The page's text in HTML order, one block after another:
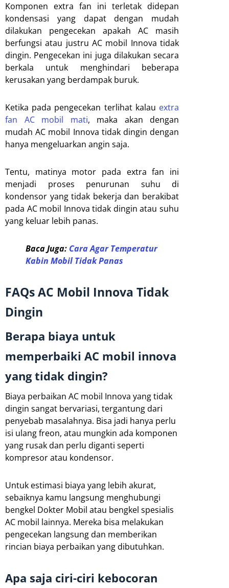
Komponen extra fan ini terletak didepan
kondensasi yang dapat dengan mudah
dilakukan pengecekan apakah AC masih
berfungsi atau justru AC mobil Innova tidak
dingin. Pengecekan ini juga dilakukan secara
berkala untuk menghindari beberapa
kerusakan yang berdampak buruk.
Ketika pada pengecekan terlihat kalau extra
fan AC mobil mati, maka akan dengan
mudah AC mobil Innova tidak dingin dengan
hanya mengeluarkan angin saja.
Tentu, matinya motor pada extra fan ini
menjadi proses penurunan suhu di
kondensor yang tidak bekerja dan berakibat
pada AC mobil Innova tidak dingin atau suhu
yang keluar lebih panas.
Baca Juga: Cara Agar Temperatur
Kabin Mobil Tidak Panas
FAQs AC Mobil Innova Tidak
Dingin
Berapa biaya untuk
memperbaiki AC mobil innova
yang tidak dingin?
Biaya perbaikan AC mobil Innova yang tidak
dingin sangat bervariasi, tergantung dari
penyebab masalahnya. Bisa jadi hanya perlu
isi ulang freon, atau mungkin ada komponen
yang rusak dan perlu diganti seperti
kompresor atau kondensor.
Untuk estimasi biaya yang lebih akurat,
sebaiknya kamu langsung menghubungi
bengkel Dokter Mobil atau bengkel spesialis
AC mobil lainnya. Mereka bisa melakukan
pengecekan langsung dan memberikan
rincian biaya perbaikan yang dibutuhkan.
Apa saja ciri-ciri kebocoran